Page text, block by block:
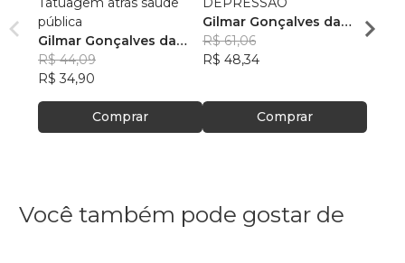
pública
Gilmar Gonçalves da
Costa
R$ 44,09
R$ 34,90
Comprar
Gilmar Gonçalves da
Costa
R$ 61,06
R$ 48,34
Comprar
Costa
R$
Você também pode gostar de